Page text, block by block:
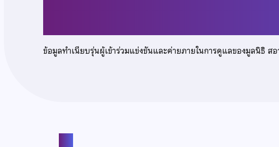
ข้อมูลทำเนียบรุ่นผู้เข้าร่วมแข่งขันและค่ายภายในการดูแลของมูลนิธิ ส